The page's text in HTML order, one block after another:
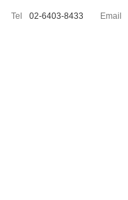
Tel 02-6403-8433 Email